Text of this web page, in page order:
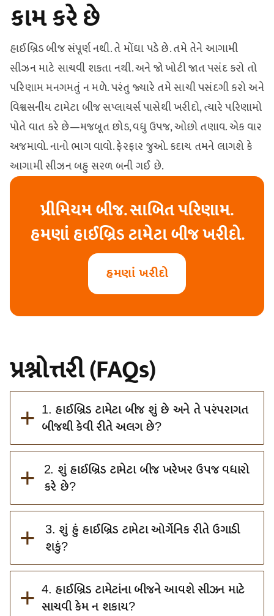
કામ કરે છે
હાઈબ્રિડ બીજ સંપૂર્ણ નથી. તે મોંઘા પડે છે. તમે તેને આગામી
સીઝન માટે સાચવી શકતા નથી. અને જો ખોટી જાત પસંદ કરો તો
પરિણામ મનગમતું ન મળે. પરંતુ જ્યારે તમે સાચી પસંદગી કરો અને
વિશ્વસનીય ટામેટા બીજ સપ્લાયર્સ પાસેથી ખરીદો, ત્યારે પરિણામો
પોતે વાત કરે છે—મજબૂત છોડ, વધુ ઉપજ, ઓછો તણાવ. એક વાર
અજમાવો. નાનો ભાગ વાવો. ફેરફાર જુઓ. કદાચ તમને લાગશે કે
આગામી સીઝન બહુ સરળ બની ગઈ છે.
પ્રીમિયમ બીજ. સાબિત પરિણામ.
હમણાં હાઈબ્રિડ ટામેટા બીજ ખરીદો.
હમણાં ખરીદો
પ્રશ્નોત્તરી (FAQs)
+ 1. હાઈબ્રિડ ટામેટા બીજ શું છે અને તે પરંપરાગત
બીજથી કેવી રીતે અલગ છે?
+
2. શું હાઈબ્રિડ ટામેટા બીજ ખરેખર ઉપજ વધારો
કરે છે?
+
3. શું હું હાઈબ્રિડ ટામેટા ઓર્ગેનિક રીતે ઉગાડી
શકું?
+ 4. હાઈબ્રિડ ટામેટાંના બીજને આવશે સીઝન માટે
સાચવી કેમ ન શકાય?